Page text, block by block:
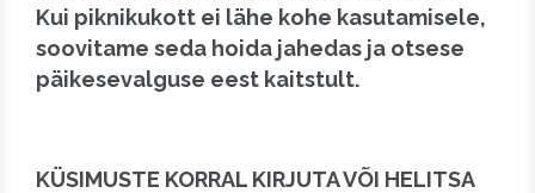
Kui piknikukott ei lähe kohe kasutamisele,
soovitame seda hoida jahedas ja otsese
päikesevalguse eest kaitstult.
KÜSIMUSTE KORRAL KIRJUTA VÕI HELITSA